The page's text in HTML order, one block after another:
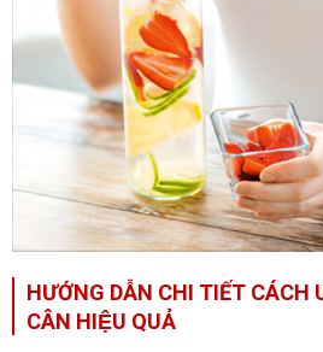
HƯỚNG DẪN CHI TIẾT CÁCH
CÂN HIỆU QUẢ